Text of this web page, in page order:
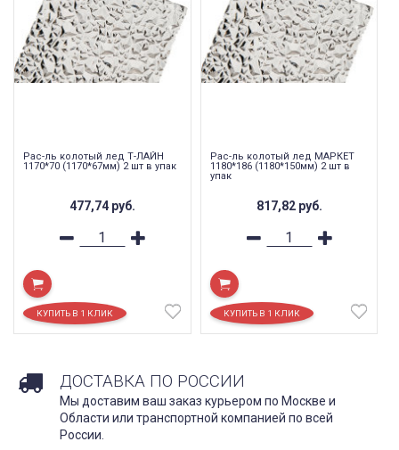
Рас-ль колотый лед Т-ЛАЙН
1170*70 (1170*67мм) 2 шт в упак
477,74 руб.
Рас-ль колотый лед МАРКЕТ
1180*186 (1180*150мм) 2 шт в
упак
817,82 руб.
ДОСТАВКА ПО РОССИИ
Мы доставим ваш заказ курьером по Москве и
Области или транспортной компанией по всей
России.